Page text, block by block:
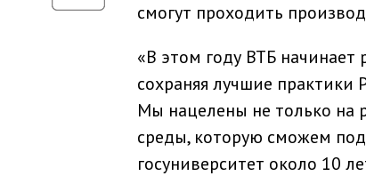
смогут проходить
«В этом году ВТБ
сохраняя лучшие
Мы нацелены не только на
среды, которую сможем
госуниверситет около 10